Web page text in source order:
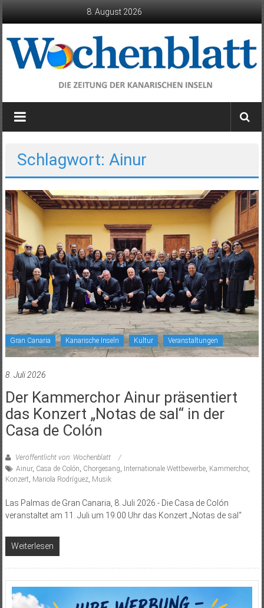
8. August 2026
Wochenblatt
die
Kanarischen
Inseln
Schlagwort: Ainur
Gran Canaria Kanarische Inseln Kultur Veranstaltungen
8. Juli 2026
Der Kammerchor Ainur präsentiert
das Konzert „Notas de sal“ in der
Casa de Colón
Veröffentlicht von: Wochenblatt
Ainur, Casa de Colón, Chorgesang, Internationale Wettbewerbe, Kammerchor,
Konzert, Mariola Rodríguez, Musik
Las Palmas de Gran Canaria, 8. Juli 2026.- Die Casa de Colón
veranstaltet am 11. Juli um 19:00 Uhr das Konzert „Notas de sal“
Weiterlesen